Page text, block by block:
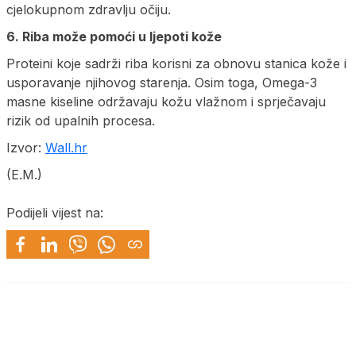
cjelokupnom zdravlju očiju.
6. Riba može pomoći u ljepoti kože
Proteini koje sadrži riba korisni za obnovu stanica kože i
usporavanje njihovog starenja. Osim toga, Omega-3
masne kiseline održavaju kožu vlažnom i sprječavaju
rizik od upalnih procesa.
Izvor: Wall.hr
(E.M.)
Podijeli vijest na: